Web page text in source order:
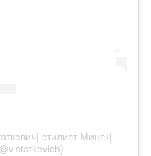
стилист Минск|